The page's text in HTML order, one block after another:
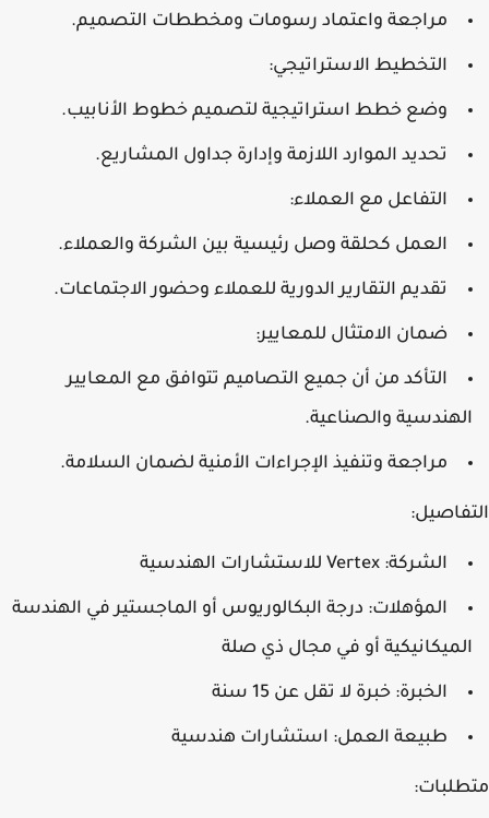
مراجعة واعتماد رسومات ومخططات التصميم.
التخطيط الاستراتيجي:
وضع خطط استراتيجية لتصميم خطوط الأنابيب.
تحديد الموارد اللازمة وإدارة جداول المشاريع.
التفاعل مع العملاء:
العمل كحلقة وصل رئيسية بين الشركة والعملاء.
تقديم التقارير الدورية للعملاء وحضور الاجتماعات.
ضمان الامتثال للمعايير:
التأكد من أن جميع التصاميم تتوافق مع المعايير
الهندسية والصناعية.
مراجعة وتنفيذ الإجراءات الأمنية لضمان السلامة.
التفاصيل:
الشركة: Vertex للاستشارات الهندسية
المؤهلات: درجة البكالوريوس أو الماجستير في الهندسة
الميكانيكية أو في مجال ذي صلة
الخبرة: خبرة لا تقل عن 15 سنة
طبيعة العمل: استشارات هندسية
متطلبات: